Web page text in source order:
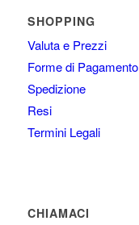
SHOPPING
Valuta e Prezzi
Forme di Pagamento
Spedizione
Resi
Termini Legali
CHIAMACI